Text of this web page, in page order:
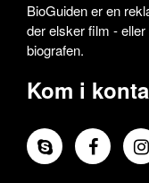
BioGuiden er en
der elsker film -
biografen.
Kom i